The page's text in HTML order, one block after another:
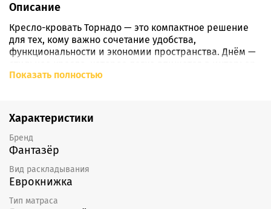
Описание
Кресло-кровать Торнадо — это компактное решение
для тех, кому важно сочетание удобства,
функциональности и экономии пространства. Днём —
ночью — полноценное спальное место длиной 190 см,
Модель раскладывается всего за несколько секунд без
лишних усилий: достаточно выдвинуть основание и
опустить спинку. Простая и надёжная конструкция
позволяет использовать кресло как дополнительное
Внутри предусмотрен вместительный ящик для
хранения, в котором удобно разместить постельное
Показать полностью
Характеристики
Бренд
Фантазёр
Вид раскладывания
Еврокнижка
Тип матраса